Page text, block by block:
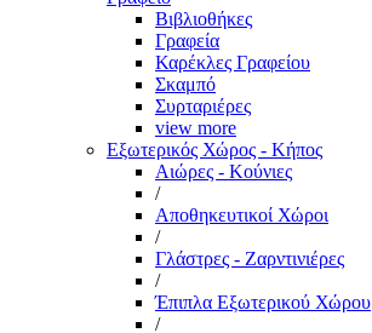
Βιβλιοθήκες
Γραφεία
Καρέκλες Γραφείου
Σκαμπό
Συρταριέρες
view more
Εξωτερικός Χώρος - Κήπος
Αιώρες - Κούνιες
/
Αποθηκευτικοί Χώροι
/
Γλάστρες - Ζαρντινιέρες
/
Έπιπλα Εξωτερικού Χώρου
/